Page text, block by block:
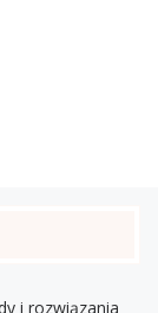
i rozwiązania